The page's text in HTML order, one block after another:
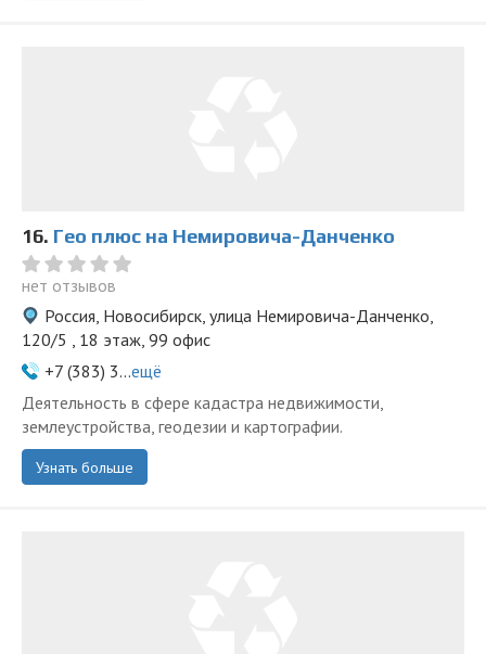
16. Гео плюс на Немировича-Данченко
нет отзывов
Россия, Новосибирск, улица Немировича-Данченко,
120/5 , 18 этаж, 99 офис
+7 (383) 3...ещё
Деятельность в сфере кадастра недвижимости,
землеустройства, геодезии и картографии.
Узнать больше